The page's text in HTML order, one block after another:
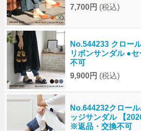
7,700円 (税込)
No.544233 クロー
リボンサンダル ●
不可
9,900円 (税込)
No.644232クロー
ッジサンダル 【
※返品・交換不可